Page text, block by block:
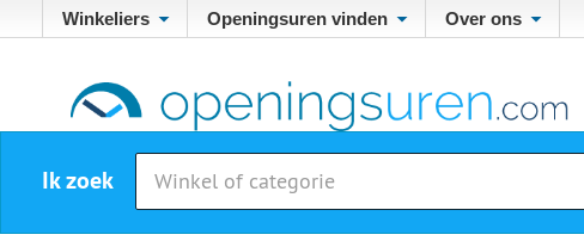
Winkeliers Openingsuren vinden Over ons
Ik zoek